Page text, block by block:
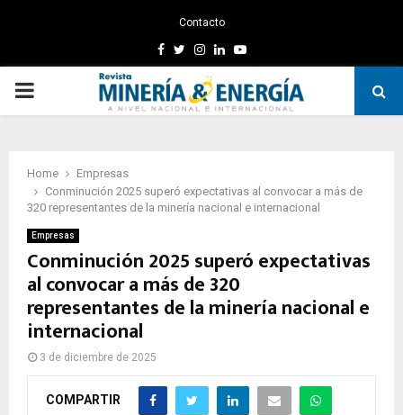
Contacto
Facebook
TwitterInstagram
LinkedinYoutube
PRIMARY
Home
Empresas
Conminución 2025 superó expectativas al convocar a más de
320 representantes de la minería nacional e internacional
Empresas
Conminución 2025 superó expectativas
al convocar a más de 320
representantes de la minería nacional e
internacional
3 de diciembre de 2025
COMPARTIR